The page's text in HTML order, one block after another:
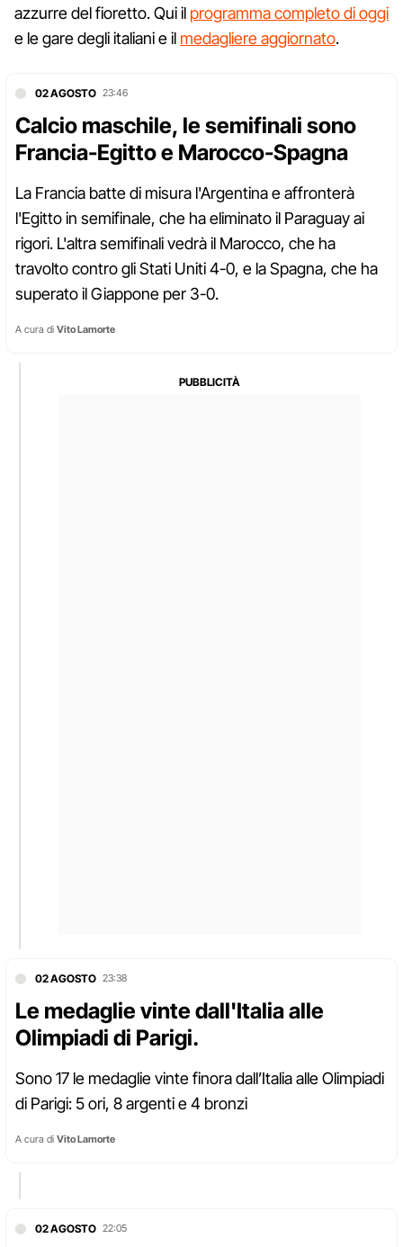
azzurre del fioretto. Qui il programma completo di oggi
e le gare degli italiani e il medagliere aggiornato.
02 AGOSTO 23:46
Calcio maschile, le semifinali sono
Francia-Egitto e Marocco-Spagna
La Francia batte di misura l'Argentina e affronterà
l'Egitto in semifinale, che ha eliminato il Paraguay ai
rigori. L'altra semifinali vedrà il Marocco, che ha
travolto contro gli Stati Uniti 4-0, e la Spagna, che ha
superato il Giappone per 3-0.
A cura di Vito Lamorte
02 AGOSTO 23:38
Le medaglie vinte dall'Italia alle
Olimpiadi di Parigi.
Sono 17 le medaglie vinte finora dall’Italia alle Olimpiadi
di Parigi: 5 ori, 8 argenti e 4 bronzi
A cura di Vito Lamorte
02 AGOSTO 22:05